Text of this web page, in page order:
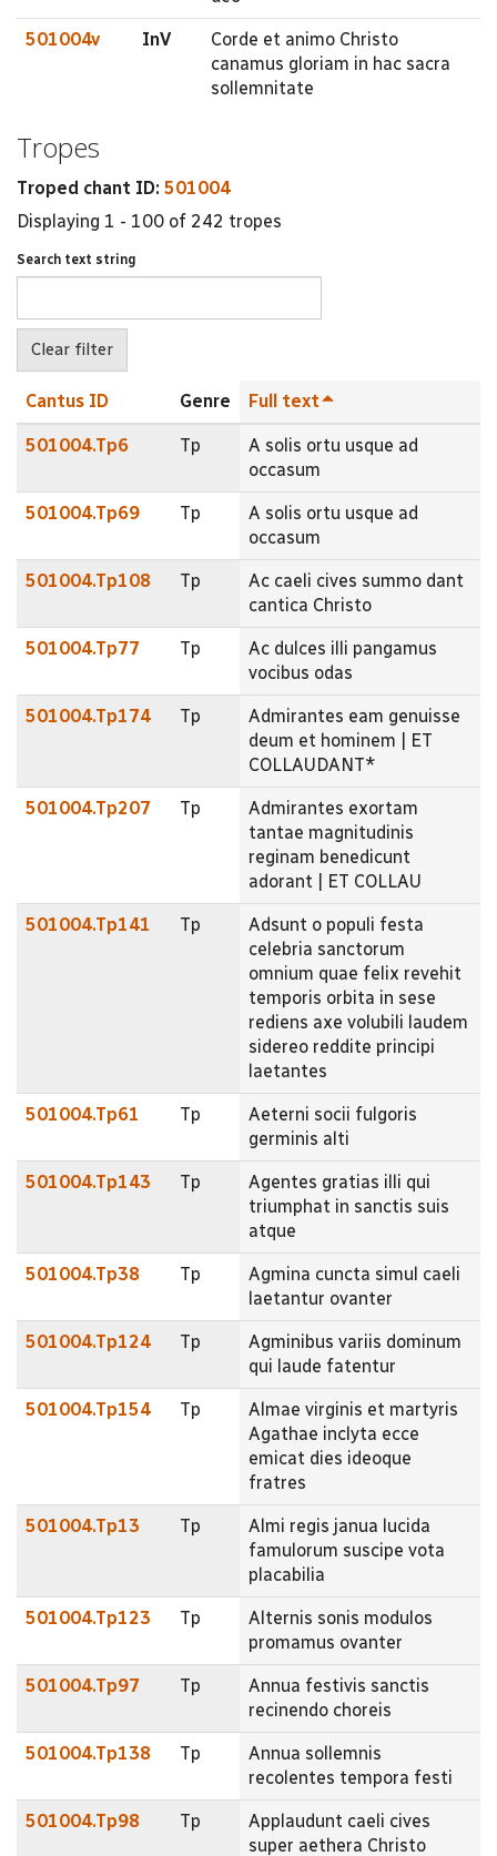
501004v InV
Corde et animo Christo
canamus gloriam in hac sacra
sollemnitate
Tropes
Troped chant ID: 501004
Displaying 1 - 100 of 242 tropes
Search text string
Cantus ID Genre Full text
501004.Tp6 Tp
A solis ortu usque ad
occasum
501004.Tp69 Tp
A solis ortu usque ad
occasum
501004.Tp108 Tp
Ac caeli cives summo dant
cantica Christo
501004.Tp77 Tp
Ac dulces illi pangamus
vocibus odas
501004.Tp174 Tp
Admirantes eam genuisse
deum et hominem | ET
COLLAUDANT*
501004.Tp207 Tp
Admirantes exortam
tantae magnitudinis
reginam benedicunt
adorant | ET COLLAU
501004.Tp141 Tp
Adsunt o populi festa
celebria sanctorum
omnium quae felix revehit
temporis orbita in sese
rediens axe volubili laudem
sidereo reddite principi
laetantes
501004.Tp61 Tp
Aeterni socii fulgoris
germinis alti
501004.Tp143 Tp
Agentes gratias illi qui
triumphat in sanctis suis
atque
501004.Tp38 Tp
Agmina cuncta simul caeli
laetantur ovanter
501004.Tp124 Tp
Agminibus variis dominum
qui laude fatentur
501004.Tp154 Tp
Almae virginis et martyris
Agathae inclyta ecce
emicat dies ideoque
fratres
501004.Tp13 Tp
Almi regis janua lucida
famulorum suscipe vota
placabilia
501004.Tp123 Tp
Alternis sonis modulos
promamus ovanter
501004.Tp97 Tp
Annua festivis sanctis
recinendo choreis
501004.Tp138 Tp
Annua sollemnis
recolentes tempora festi
501004.Tp98 Tp
Applaudunt caeli cives
super aethera Christo